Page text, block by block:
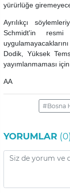
yürürlüğe
Ayrılıkçı
Schmidt'in resmi
Dodik, Yüksek
yayımlanmaması için
AA
#Bosna
YORUMLAR (0)